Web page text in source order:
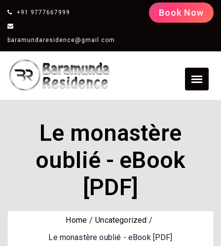
+91 9777667999
baramundaresidence@gmail.com
Book Now
Le monastère
oublié - eBook
[PDF]
Home
Uncategorized
Le monastère oublié - eBook [PDF]